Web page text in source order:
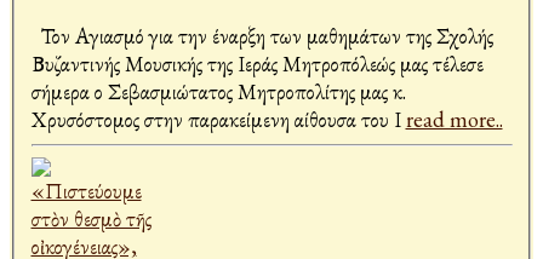
Βυζαντινής Μουσικής της Ιεράς Μητροπόλεώς μας τέλεσε
σήμερα ο Σεβασμιώτατος Μητροπολίτης μας κ.
Χρυσόστομος στην παρακείμενη αίθουσα του Ιread more..